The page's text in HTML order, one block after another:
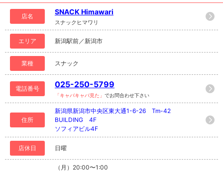
店名
SNACK Himawari
スナックヒマワリ
エリア 新潟駅前／新潟市
業種 スナック
電話番号 025-250-5799
「キャバキャバ見た」 でお問合わせ下さい
住所
新潟県新潟市中央区東大通1-6-26 Tm-42
BUILDING 4F
ソフィアビル4F
店休日 日曜
（月）20:00〜1:00